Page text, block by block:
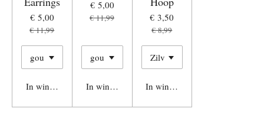
€ 5,00
€ 11,99
In winkelwagen
€ 5,00
€ 11,99
In winkelwagen
€ 3,50
€ 8,99
In winkelwagen